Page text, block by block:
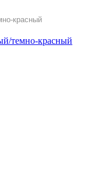
красный